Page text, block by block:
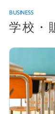
BUSINESS
学校・